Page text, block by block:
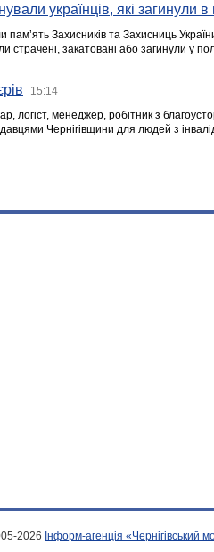
українців, які загинули в
пам’ять Захисників та Захисниць
страчені, закатовані або загинули у
15:14
логіст, менеджер, робітник з
Чернігівщини для людей з
2026 Інформ-агенція «Чернігівський